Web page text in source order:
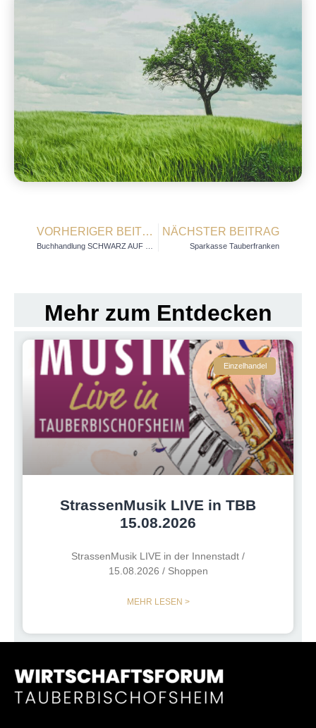
VORHERIGER BEITRAG NÄCHSTER BEITRAG
Sparkasse Tauberfranken
Mehr zum Entdecken
Einzelhandel
StrassenMusik LIVE in TBB
15.08.2026
StrassenMusik LIVE in der Innenstadt /
15.08.2026 / Shoppen
MEHR LESEN >